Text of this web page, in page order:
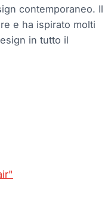
contemporaneo. Il
e ha ispirato molti
in tutto il